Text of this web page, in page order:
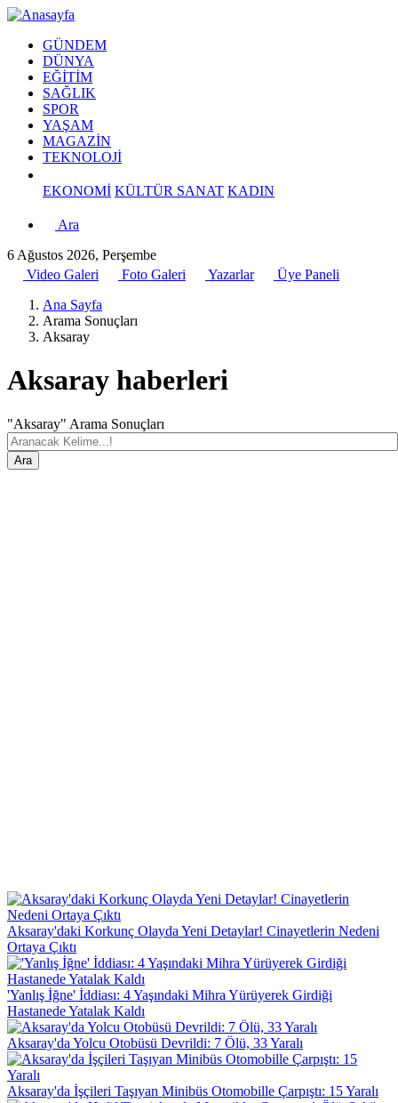
GÜNDEM
DÜNYA
EĞİTİM
SAĞLIK
SPOR
YAŞAM
MAGAZİN
TEKNOLOJİ
EKONOMİ KÜLTÜR SANAT KADIN
Ara
6 Ağustos 2026, Perşembe
Video Galeri
Foto Galeri Yazarlar
Üye Paneli
Ana Sayfa
Arama Sonuçları
Aksaray
Aksaray haberleri
"Aksaray" Arama Sonuçları
Aksaray'daki Korkunç Olayda Yeni Detaylar! Cinayetlerin Nedeni
Ortaya Çıktı
'Yanlış İğne' İddiası: 4 Yaşındaki Mihra Yürüyerek Girdiği
Hastanede Yatalak Kaldı
Aksaray'da Yolcu Otobüsü Devrildi: 7 Ölü, 33 Yaralı
Aksaray'da İşçileri Taşıyan Minibüs Otomobille Çarpıştı: 15 Yaralı